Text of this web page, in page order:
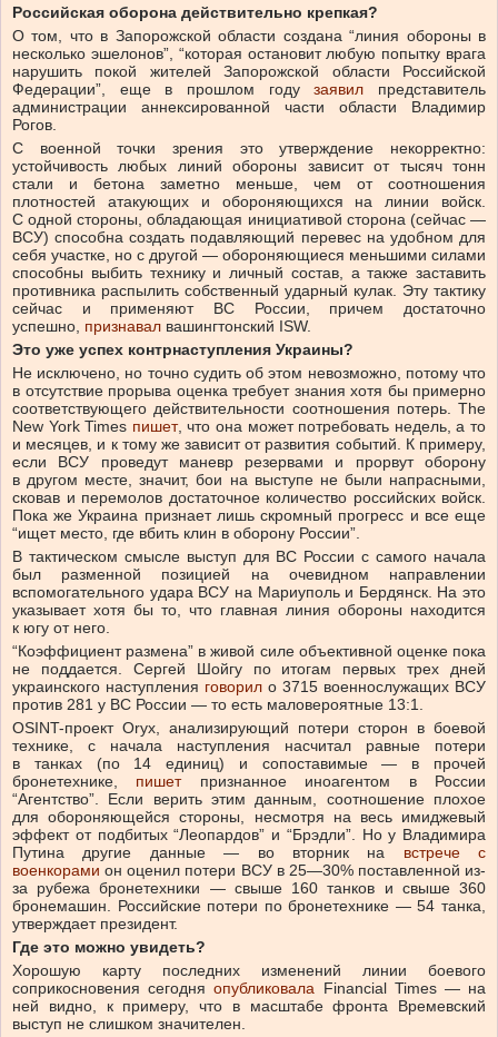
Российская оборона действительно крепкая?
О том, что в Запорожской области создана “линия обороны в
несколько эшелонов”, “которая остановит любую попытку врага
нарушить покой жителей Запорожской области Российской
Федерации”, еще в прошлом годузаявил представитель
администрации аннексированной части области Владимир
Рогов.
С военной точки зрения это утверждение некорректно:
устойчивость любых линий обороны зависит от тысяч тонн
стали и бетона заметно меньше, чем от соотношения
плотностей атакующих и обороняющихся на линии войск.
С одной стороны, обладающая инициативой сторона (сейчас —
ВСУ) способна создать подавляющий перевес на удобном для
себя участке, но с другой — обороняющиеся меньшими силами
способны выбить технику и личный состав, а также заставить
противника распылить собственный ударный кулак. Эту тактику
сейчас и применяют ВС России, причем достаточно
успешно, признавал вашингтонский ISW.
Это уже успех контрнаступления Украины?
Не исключено, но точно судить об этом невозможно, потому что
в отсутствие прорыва оценка требует знания хотя бы примерно
соответствующего действительности соотношения потерь. The
New York Times пишет, что она может потребовать недель, а то
и месяцев, и к тому же зависит от развития событий. К примеру,
если ВСУ проведут маневр резервами и прорвут оборону
в другом месте, значит, бои на выступе не были напрасными,
сковав и перемолов достаточное количество российских войск.
Пока же Украина признает лишь скромный прогресс и все еще
“ищет место, где вбить клин в оборону России”.
В тактическом смысле выступ для ВС России с самого начала
был разменной позицией на очевидном направлении
вспомогательного удара ВСУ на Мариуполь и Бердянск. На это
указывает хотя бы то, что главная линия обороны находится
к югу от него.
“Коэффициент размена” в живой силе объективной оценке пока
не поддается. Сергей Шойгу по итогам первых трех дней
украинского наступления говорил о 3715 военнослужащих ВСУ
против 281 у ВС России — то есть маловероятные 13:1.
OSINT-проект Oryx, анализирующий потери сторон в боевой
технике, с начала наступления насчитал равные потери
в танках (по 14 единиц) и сопоставимые — в прочей
бронетехнике, пишетпризнанное иноагентом в России
“Агентство”. Если верить этим данным, соотношение плохое
для обороняющейся стороны, несмотря на весь имиджевый
эффект от подбитых “Леопардов” и “Брэдли”. Но у Владимира
Путина другие данные — во вторник на встрече с
военкорами он оценил потери ВСУ в 25—30% поставленной из-
за рубежа бронетехники — свыше 160 танков и свыше 360
бронемашин. Российские потери по бронетехнике — 54 танка,
утверждает президент.
Где это можно увидеть?
Хорошую карту последних изменений линии боевого
соприкосновения сегодняопубликовала Financial Times — на
ней видно, к примеру, что в масштабе фронта Времевский
выступ не слишком значителен.